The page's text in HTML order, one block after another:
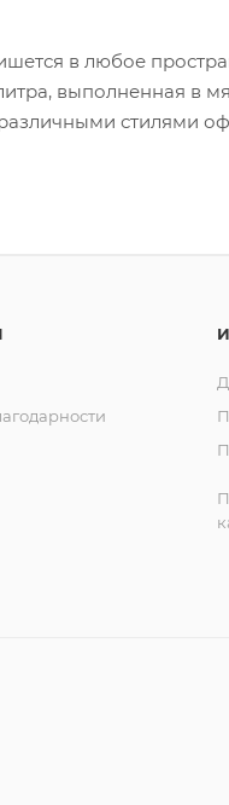
в любое
выполненная в
стилями